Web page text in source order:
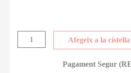
Afegeix a la cistella
Pagament Segur